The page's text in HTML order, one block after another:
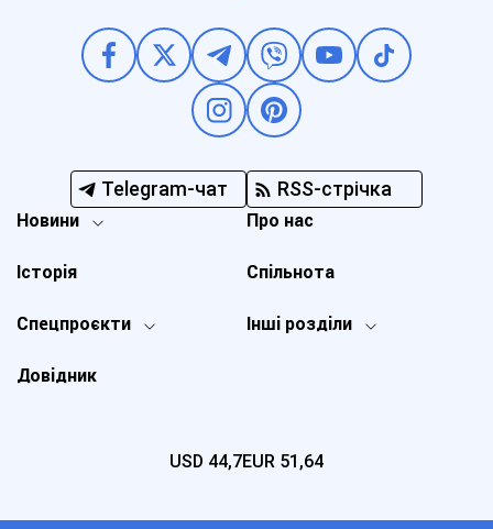
Telegram-чат RSS-стрічка
Новини
Спецпроєкти Інші розділи
Історія
Про нас
Довідник
Спільнота
USD 44,7EUR 51,64